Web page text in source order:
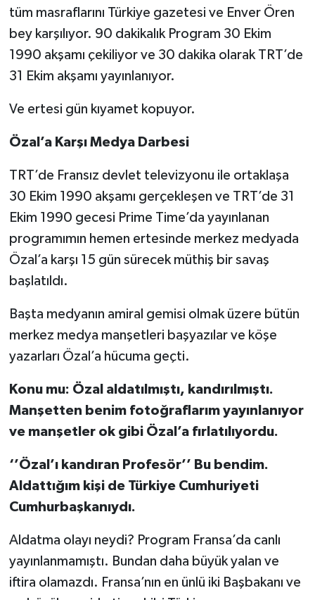
tüm masraflarını Türkiye gazetesi ve Enver Ören
bey karşılıyor. 90 dakikalık Program 30 Ekim
1990 akşamı çekiliyor ve 30 dakika olarak TRT’de
31 Ekim akşamı yayınlanıyor.
Ve ertesi gün kıyamet kopuyor.
Özal’a Karşı Medya Darbesi
TRT’de Fransız devlet televizyonu ile ortaklaşa
30 Ekim 1990 akşamı gerçekleşen ve TRT’de 31
Ekim 1990 gecesi Prime Time’da yayınlanan
programımın hemen ertesinde merkez medyada
Özal’a karşı 15 gün sürecek müthiş bir savaş
başlatıldı.
Başta medyanın amiral gemisi olmak üzere bütün
merkez medya manşetleri başyazılar ve köşe
yazarları Özal’a hücuma geçti.
Konu mu: Özal aldatılmıştı, kandırılmıştı.
Manşetten benim fotoğraflarım yayınlanıyor
ve manşetler ok gibi Özal’a fırlatılıyordu.
‘’Özal’ı kandıran Profesör’’ Bu bendim.
Aldattığım kişi de Türkiye Cumhuriyeti
Cumhurbaşkanıydı.
Aldatma olayı neydi? Program Fransa’da canlı
yayınlanmamıştı. Bundan daha büyük yalan ve
iftira olamazdı. Fransa’nın en ünlü iki Başbakanı ve